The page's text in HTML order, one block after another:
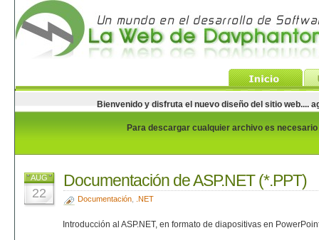
Bienvenido y disfruta el nuevo diseño del sitio web....
Para descargar cualquier archivo es
AUG
22
Documentación de ASP.NET (*.PPT)
Documentación, .NET
Introducción al ASP.NET, en formato de diapositivas en